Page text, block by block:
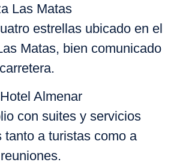
Las Matas
estrellas ubicado en el
Matas, bien comunicado
Almenar
con suites y servicios
tanto a turistas como a